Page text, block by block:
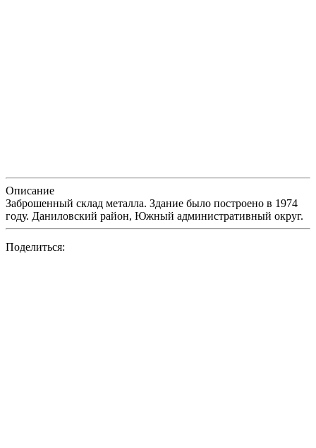
Описание
Заброшенный склад металла. Здание было построено в 1974
году. Даниловский район, Южный административный округ.
Поделиться: